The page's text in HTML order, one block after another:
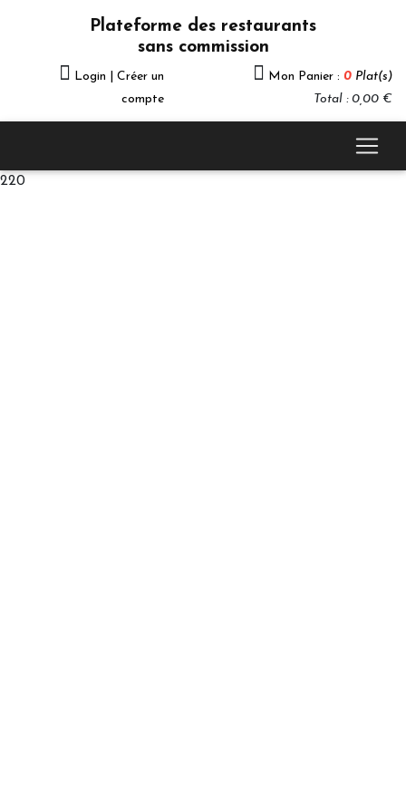
Plateforme des restaurants
sans commission
Login | Créer un
compte
Mon Panier : 0 Plat(s)
Total : 0,00 €
220